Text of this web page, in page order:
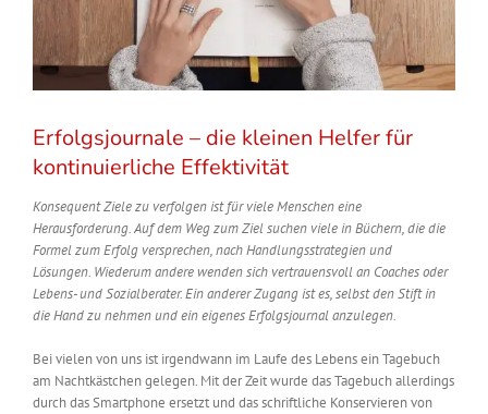
Erfolgsjournale – die kleinen Helfer für
kontinuierliche Effektivität
Konsequent Ziele zu verfolgen ist für viele Menschen eine
Herausforderung. Auf dem Weg zum Ziel suchen viele in Büchern, die die
Formel zum Erfolg versprechen, nach Handlungsstrategien und
Lösungen. Wiederum andere wenden sich vertrauensvoll an Coaches oder
Lebens- und Sozialberater.Ein anderer Zugang ist es, selbst den Stift in
die Hand zu nehmen und ein eigenes Erfolgsjournal anzulegen.
Bei vielen von uns ist irgendwann im Laufe des Lebens ein Tagebuch
am Nachtkästchen gelegen. Mit der Zeit wurde das Tagebuch allerdings
durch das Smartphone ersetzt und das schriftliche Konservieren von